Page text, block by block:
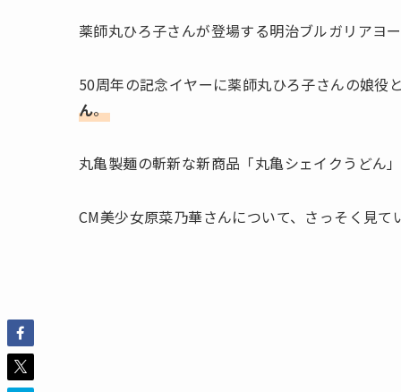
薬師丸ひろ子さんが登場する明治ブルガリアヨ
50周年の記念イヤーに薬師丸ひろ子さんの娘役
ん。
丸亀製麺の斬新な新商品「丸亀シェイクうどん
CM美少女原菜乃華さんについて、さっそく見て